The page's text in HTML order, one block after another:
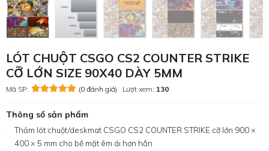
LÓT CHUỘT CSGO CS2 COUNTER STRIKE
CỠ LỚN SIZE 90X40 DÀY 5MM
Mã SP: (0 đánh giá) Lượt xem: 130
Thông số sản phẩm
Thảm lót chuột/deskmat CSGO CS2 COUNTER STRIKE cỡ lớn 900 ×
400 × 5 mm cho bề mặt êm ái hơn hẳn